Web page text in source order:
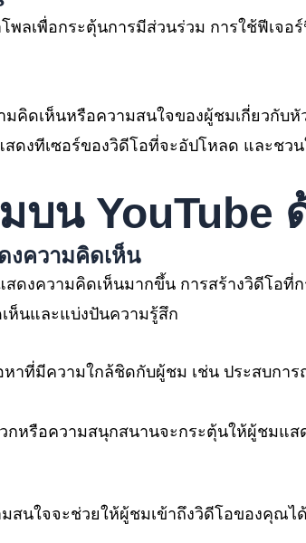
พลเพื่อกระตุ้นการมีส่วนร่วม การใช้ฟีเจ
มคิดเห็นหรือความสนใจของผู้ชมเกี่ยวกับ
สดงทีเซอร์ของวิดีโอที่จะอัปโหลด และช
บน YouTube
งความคิดเห็น
งความคิดเห็นมากขึ้น การสร้างวิดีโอที่
ห็นและแบ่งปันความรู้สึก
หาที่มีความใกล้ชิดกับผู้ชม เช่น ประสบกา
กหรือความสนุกสนานจะกระตุ้นให้ผู้ชมแ
สนใจจะช่วยให้ผู้ชมเข้าถึงวิดีโอของคุณ